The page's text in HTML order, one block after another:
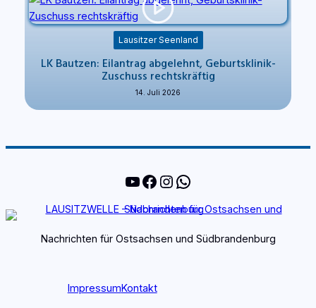
Lausitzer Seenland
LK Bautzen: Eilantrag abgelehnt, Geburtsklinik-
Zuschuss rechtskräftig
14. Juli 2026
YouTube
Facebook
Instagram
WhatsApp
Nachrichten für Ostsachsen und Südbrandenburg
ImpressumKontakt